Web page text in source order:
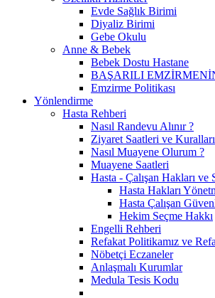
Evde Sağlık Birimi
Diyaliz Birimi
Gebe Okulu
Anne & Bebek
Bebek Dostu Hastane
BAŞARILI
Emzirme Politikası
Yönlendirme
Hasta Rehberi
Nasıl Randevu Alınır ?
Ziyaret Saatleri ve Kuralları
Nasıl Muayene Olurum ?
Muayene Saatleri
Hasta - Çalışan Hakları ve
Hasta Hakları
Hasta Çalışan
Hekim Seçme Hakkı
Engelli Rehberi
Refakat Politikamız ve
Nöbetçi Eczaneler
Anlaşmalı Kurumlar
Medula Tesis Kodu